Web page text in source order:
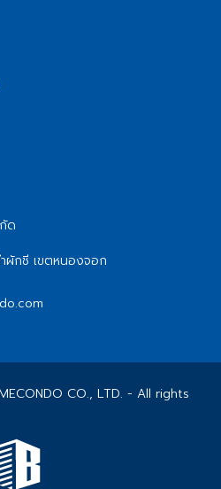
ด
ผักชี เขตหนองจอก
CO., LTD. - All rights